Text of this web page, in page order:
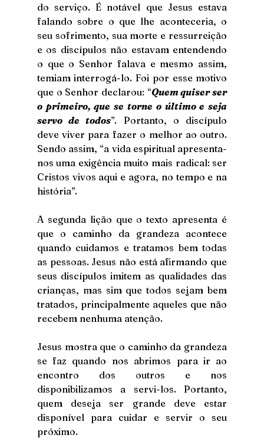
do serviço. É notável que Jesus estava
falando sobre o que lhe aconteceria, o
seu sofrimento, sua morte e ressurreição
e os discípulos não estavam entendendo
o que o Senhor falava e mesmo assim,
temiam interrogá-lo. Foi por esse motivo
que o Senhor declarou: “Quem quiser ser
o primeiro, que se torne o último e seja
servo de todos”. Portanto, o discípulo
deve viver para fazer o melhor ao outro.
Sendo assim, “a vida espiritual apresenta-
nos uma exigência muito mais radical: ser
Cristos vivos aqui e agora, no tempo e na
história”.
A segunda lição que o texto apresenta é
que o caminho da grandeza acontece
quando cuidamos e tratamos bem todas
as pessoas. Jesus não está afirmando que
seus discípulos imitem as qualidades das
crianças, mas sim que todos sejam bem
tratados, principalmente aqueles que não
recebem nenhuma atenção.
Jesus mostra que o caminho da grandeza
se faz quando nos abrimos para ir ao
encontro dos outros e nos
disponibilizamos a servi-los. Portanto,
quem deseja ser grande deve estar
disponível para cuidar e servir o seu
próximo.